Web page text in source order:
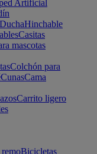
Artificial
DuchaHinchable
Casitas
mascotas
Colchón para
CunasCama
Carrito ligero
Bicicletas